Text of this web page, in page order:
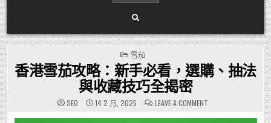
POSTED
IN
雪茄
香港雪茄攻略：新手必看，選購、抽法
與收藏技巧全揭密
SEO 14 2 月, 2025 LEAVE A COMMENTON
香
港